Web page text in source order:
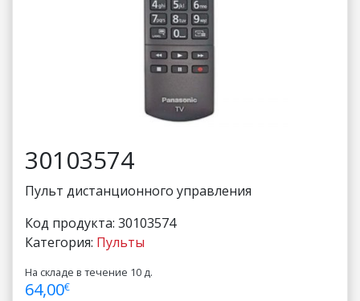
30103574
Пульт дистанционного управления
Код продукта: 30103574
Категория: Пульты
На складе в течение 10 д.
64,00€